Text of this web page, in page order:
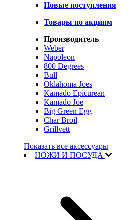
Новые поступления
Товары по акциям
Производитель
Weber
Napoleon
800 Degrees
Bull
Oklahoma Joes
Kamado Epicurean
Kamado Joe
Big Green Egg
Char Broil
Grillvett
Показать все аксессуары
НОЖИ И ПОСУДА